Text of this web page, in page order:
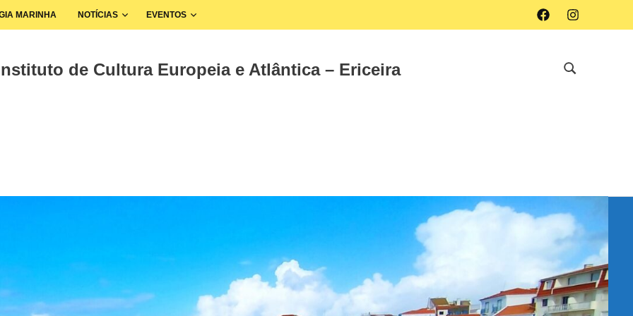
FacebookInstagram
MARINHA NOTÍCIAS EVENTOS
de Cultura Europeia e Atlântica – Ericeira